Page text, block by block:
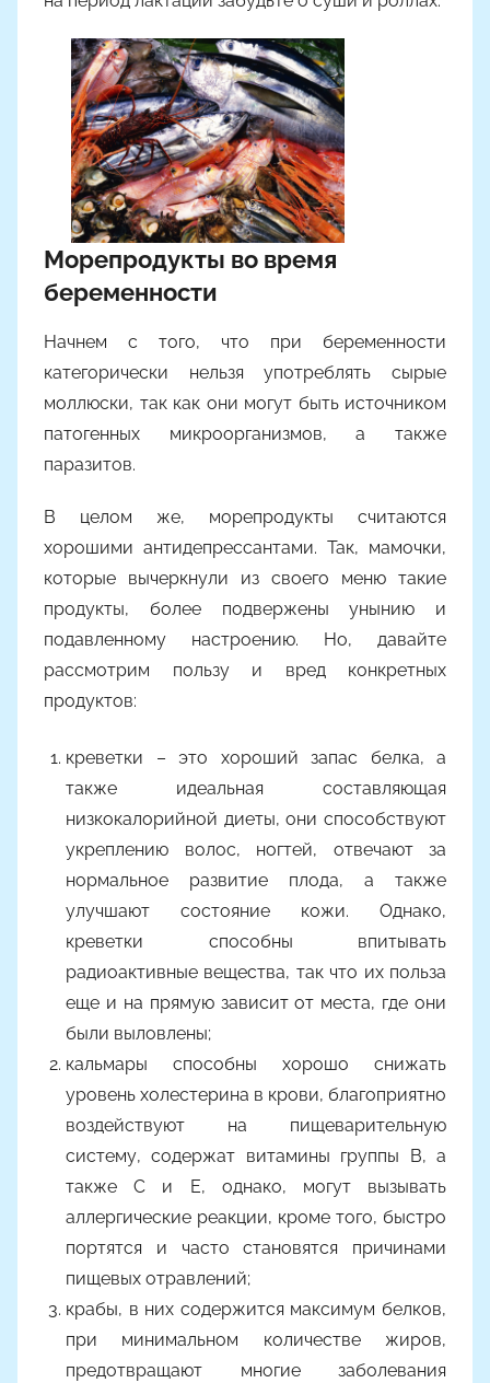
Морепродукты во время
беременности
Начнем с того, что при беременности
категорически нельзя употреблять сырые
моллюски, так как они могут быть источником
патогенных микроорганизмов, а также
паразитов.
В целом же, морепродукты считаются
хорошими антидепрессантами. Так, мамочки,
которые вычеркнули из своего меню такие
продукты, более подвержены унынию и
подавленному настроению. Но, давайте
рассмотрим пользу и вред конкретных
продуктов:
креветки – это хороший запас белка, а
также идеальная составляющая
низкокалорийной диеты, они способствуют
укреплению волос, ногтей, отвечают за
нормальное развитие плода, а также
улучшают состояние кожи. Однако,
креветки способны впитывать
радиоактивные вещества, так что их польза
еще и на прямую зависит от места, где они
были выловлены;
кальмары способны хорошо снижать
уровень холестерина в крови, благоприятно
воздействуют на пищеварительную
систему, содержат витамины группы В, а
также С и Е, однако, могут вызывать
аллергические реакции, кроме того, быстро
портятся и часто становятся причинами
пищевых отравлений;
крабы, в них содержится максимум белков,
при минимальном количестве жиров,
предотвращают многие заболевания